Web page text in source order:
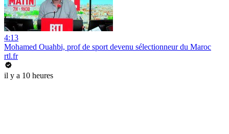
4:13
Mohamed Ouahbi, prof de sport devenu sélectionneur du Maroc
rtl.fr
il y a 10 heures